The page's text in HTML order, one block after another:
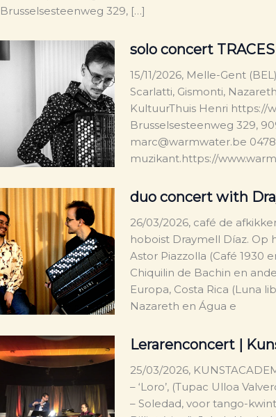
Brusselsesteenweg 329, […]
solo concert
15/11/2026, Melle-Gent
Scarlatti, Gismonti,
KultuurThuis Henri https://
Brusselsesteenweg 329,
marc@warmwater.be
muzikant.https://
duo concert with
26/03/2026, café de
hoboist Draymell Díaz. Op
Astor Piazzolla (Café 1930
Chiquilin de Bachin en
Europa, Costa Rica (Luna
Nazareth en Água e
Lerarenconcert |
25/03/2026,
– ‘Loro’, (Tupac Ulloa
– Soledad, voor tango-